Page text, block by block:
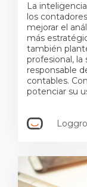
La
los
mejorar el
más
también
profesional, la
responsable
contables.
potenciar su
Loggro